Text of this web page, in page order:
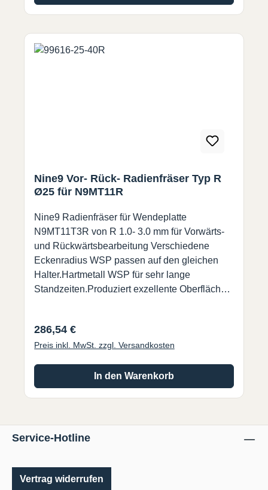
Werkzeugvoreinstellgerät oder Nullpunkt-
geschliffen für genaue Radien.• Optimiert die
Leistung des Werkzeugs und reduziert die
Nine9 Vor- Rück- Radienfräser Typ R
Ø25 für N9MT11R
Nine9 Radienfräser für Wendeplatte
N9MT11T3R von R 1.0- 3.0 mm für Vorwärts-
und Rückwärtsbearbeitung Verschiedene
Eckenradius WSP passen auf den gleichen
Halter.Hartmetall WSP für sehr lange
Standzeiten.Produziert exzellente Oberflächen
demselben Halter.• Zum Vor- und
Rückwärtsverrunden. (nur mit Halter 99616-16-
kann nach Messung der Werkzeuglänge durch
Werkzeugvoreinstellgerät oder Nullpunkt-
Leistung des Werkzeugs und reduziert die
Regulärer Preis:
286,54 €
Preis inkl. MwSt. zzgl. Versandkosten
In den Warenkorb
Service-Hotline
Vertrag widerrufen